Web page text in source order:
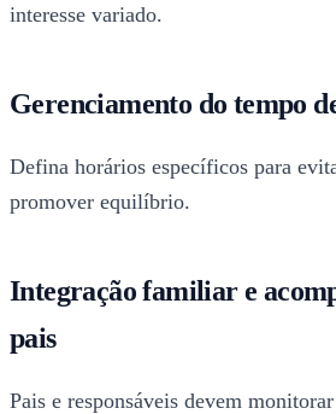
interesse variado.
Gerenciamento do tempo
Defina horários específicos para
promover equilíbrio.
Integração familiar e
pais
Pais e responsáveis devem